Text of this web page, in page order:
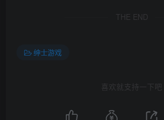
THE END
绅士游戏
喜欢就支持一下吧